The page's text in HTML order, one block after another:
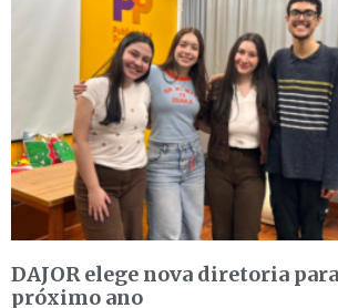
DAJOR elege nova diretoria
próximo ano